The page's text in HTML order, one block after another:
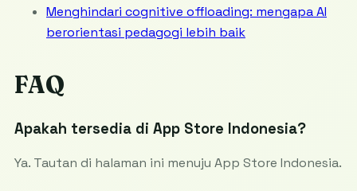
Menghindari cognitive offloading: mengapa AI
berorientasi pedagogi lebih baik
FAQ
Apakah tersedia di App Store Indonesia?
Ya. Tautan di halaman ini menuju App Store Indonesia.